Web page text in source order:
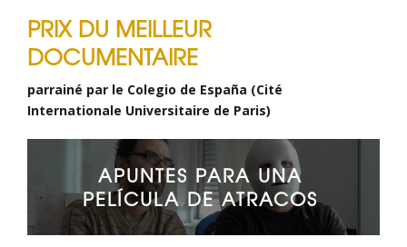
PRIX DU MEILLEUR
DOCUMENTAIRE
parrainé par le Colegio de España (Cité
Internationale Universitaire de Paris)
APUNTES PARA UNA
PELÍCULA DE ATRACOS